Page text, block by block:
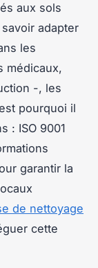
aux sols
adapter
les
médicaux,
-, les
pourquoi il
: ISO 9001
garantir la
de nettoyage
cette